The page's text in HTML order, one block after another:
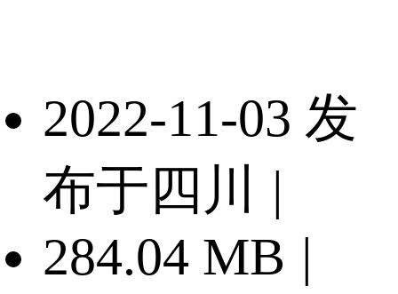
2022-11-03 发
布于四川
|
284.04 MB |